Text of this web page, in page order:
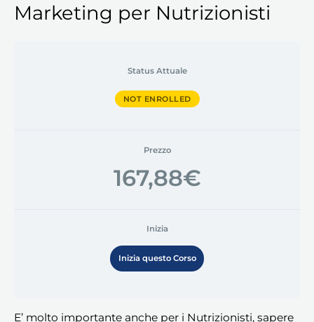
Marketing per Nutrizionisti
Status Attuale
NOT ENROLLED
Prezzo
167,88€
Inizia
Inizia questo Corso
E’ molto importante anche per i Nutrizionisti, sapere